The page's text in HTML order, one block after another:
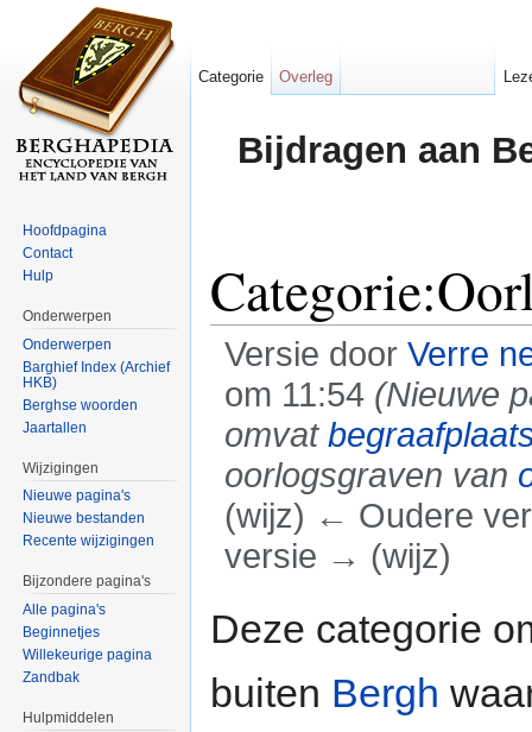
Bijdragen aan
Versie door Verre
om 11:54 (Nieuwe
omvat
oorlogsgraven van
(wijz) ← Oudere
versie → (wijz)
Deze categorie
buiten Bergh
Categorie Overleg
Hoofdpagina
Contact
Hulp
Onderwerpen
Onderwerpen
Barghief Index (Archief
HKB)
Berghse woorden
Jaartallen
Wijzigingen
Nieuwe pagina's
Nieuwe bestanden
Recente wijzigingen
Bijzondere pagina's
Alle pagina's
Beginnetjes
Willekeurige pagina
Zandbak
Hulpmiddelen